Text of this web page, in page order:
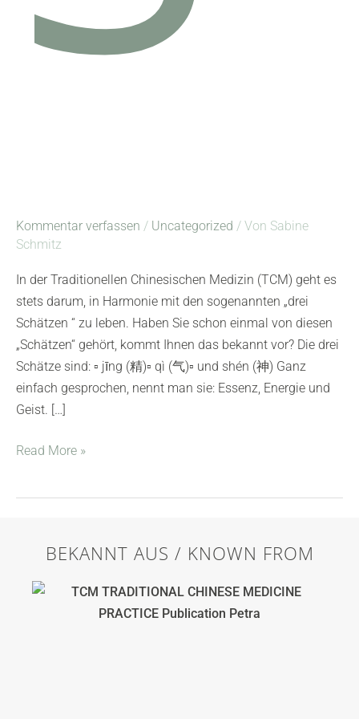
Kommentar verfassen / Uncategorized / Von Sabine
Schmitz
In der Traditionellen Chinesischen Medizin (TCM) geht es
stets darum, in Harmonie mit den sogenannten „drei
Schätzen “ zu leben. Haben Sie schon einmal von diesen
„Schätzen“ gehört, kommt Ihnen das bekannt vor? Die drei
Schätze sind: ▫️ jīng (精)▫️ qì (气)▫️ und shén (神) Ganz
einfach gesprochen, nennt man sie: Essenz, Energie und
Geist. […]
Read More »
BEKANNT AUS / KNOWN FROM